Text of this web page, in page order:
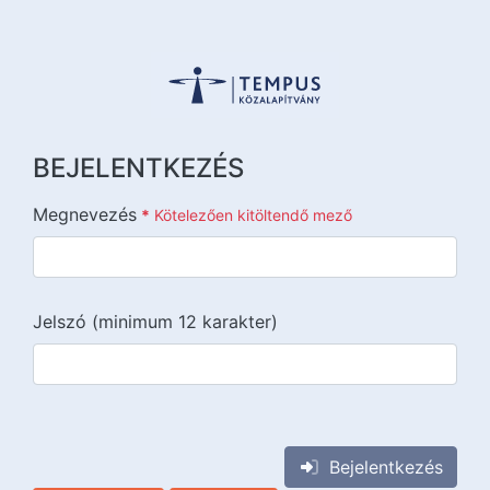
BEJELENTKEZÉS
Megnevezés * Kötelezően kitöltendő mező
Jelszó (minimum 12 karakter)
Bejelentkezés